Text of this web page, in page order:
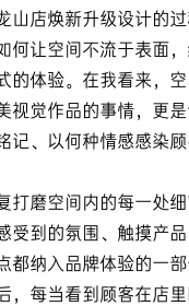
山店焕新升级设计的
何让空间不流于表面
的体验。在我看来，
视觉作品的事情，更
记、以何种情感感染顾
打磨空间内的每一处
受到的氛围、触摸产
都纳入品牌体验的一
，每当看到顾客在店